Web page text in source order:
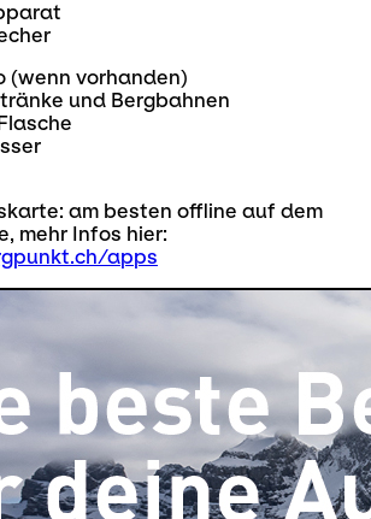
(wenn vorhanden)
und Bergbahnen
am besten offline auf dem
mehr Infos hier:
apps